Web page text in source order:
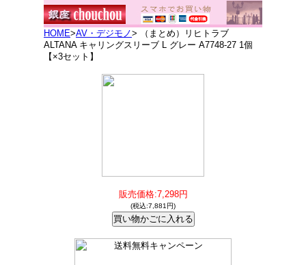
HOME>AV・デジモノ> （まとめ）リヒトラブ
ALTANA キャリングスリーブ L グレー A7748-27 1個
【×3セット】
販売価格:7,298円
(税込:7,881円)